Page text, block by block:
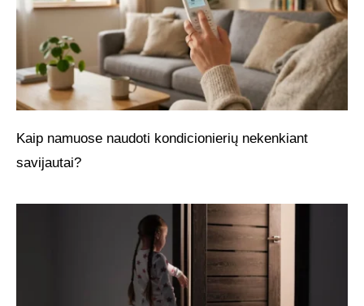
Kaip namuose naudoti kondicionierių nekenkiant
savijautai?